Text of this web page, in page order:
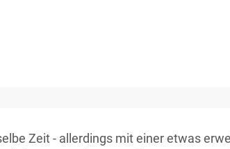
Zeit - allerdings mit einer etwas